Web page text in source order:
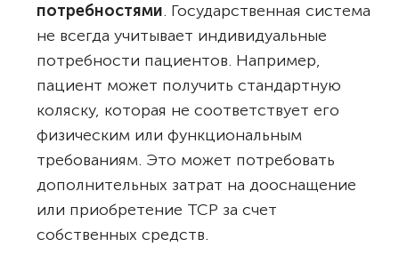
потребностями. Государственная система
не всегда учитывает индивидуальные
потребности пациентов. Например,
пациент может получить стандартную
коляску, которая не соответствует его
физическим или функциональным
требованиям. Это может потребовать
дополнительных затрат на дооснащение
или приобретение ТСР за счет
собственных средств.